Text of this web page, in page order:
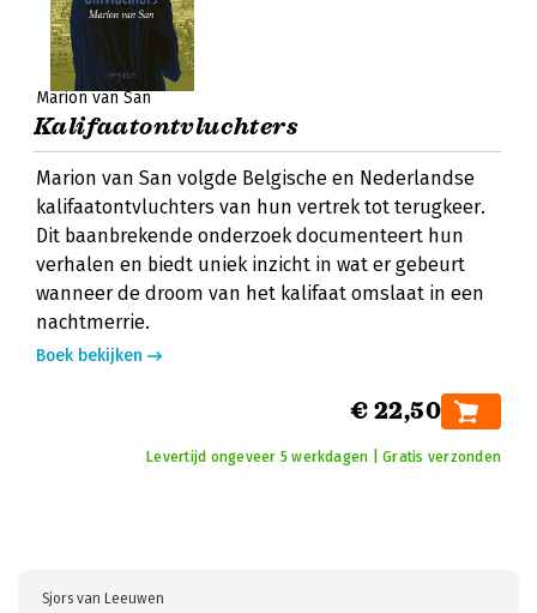
Marion van San
Kalifaatontvluchters
Marion van San volgde Belgische en Nederlandse
kalifaatontvluchters van hun vertrek tot terugkeer.
Dit baanbrekende onderzoek documenteert hun
verhalen en biedt uniek inzicht in wat er gebeurt
wanneer de droom van het kalifaat omslaat in een
nachtmerrie.
Boek bekijken
€ 22,50
Levertijd ongeveer 5 werkdagen | Gratis verzonden
Sjors van Leeuwen